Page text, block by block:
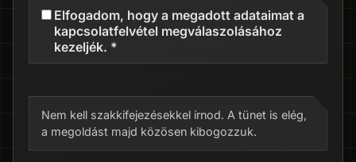
Elfogadom, hogy a megadott adataimat a
kapcsolatfelvétel megválaszolásához
kezeljék. *
Nem kell szakkifejezésekkel írnod. A tünet is elég,
a megoldást majd közösen kibogozzuk.